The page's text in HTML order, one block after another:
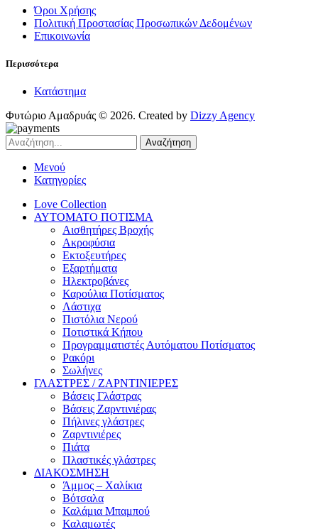
Όροι Χρήσης
Πολιτική Προστασίας Προσωπικών Δεδομένων
Επικοινωνία
Περισσότερα
Κατάστημα
Φυτώριο Αμαδρυάς © 2026. Created by Dizzy Agency
Αναζήτηση
Μενού
Κατηγορίες
Love Collection
ΑΥΤΟΜΑΤΟ ΠΟΤΙΣΜΑ
Αισθητήρες Βροχής
Ακροφύσια
Εκτοξευτήρες
Εξαρτήματα
Ηλεκτροβάνες
Καρούλια Ποτίσματος
Λάστιχα
Πιστόλια Νερού
Ποτιστικά Κήπου
Προγραμματιστές Αυτόματου Ποτίσματος
Ρακόρι
Σωλήνες
ΓΛΑΣΤΡΕΣ / ΖΑΡΝΤΙΝΙΕΡΕΣ
Βάσεις Γλάστρας
Βάσεις Ζαρντινιέρας
Πήλινες γλάστρες
Ζαρντινιέρες
Πιάτα
Πλαστικές γλάστρες
ΔΙΑΚΟΣΜΗΣΗ
Άμμος – Χαλίκια
Βότσαλα
Καλάμια Μπαμπού
Καλαμωτές